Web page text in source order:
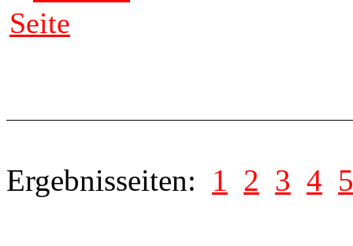
Seite
Ergebnisseiten: 1 2 3 4 5